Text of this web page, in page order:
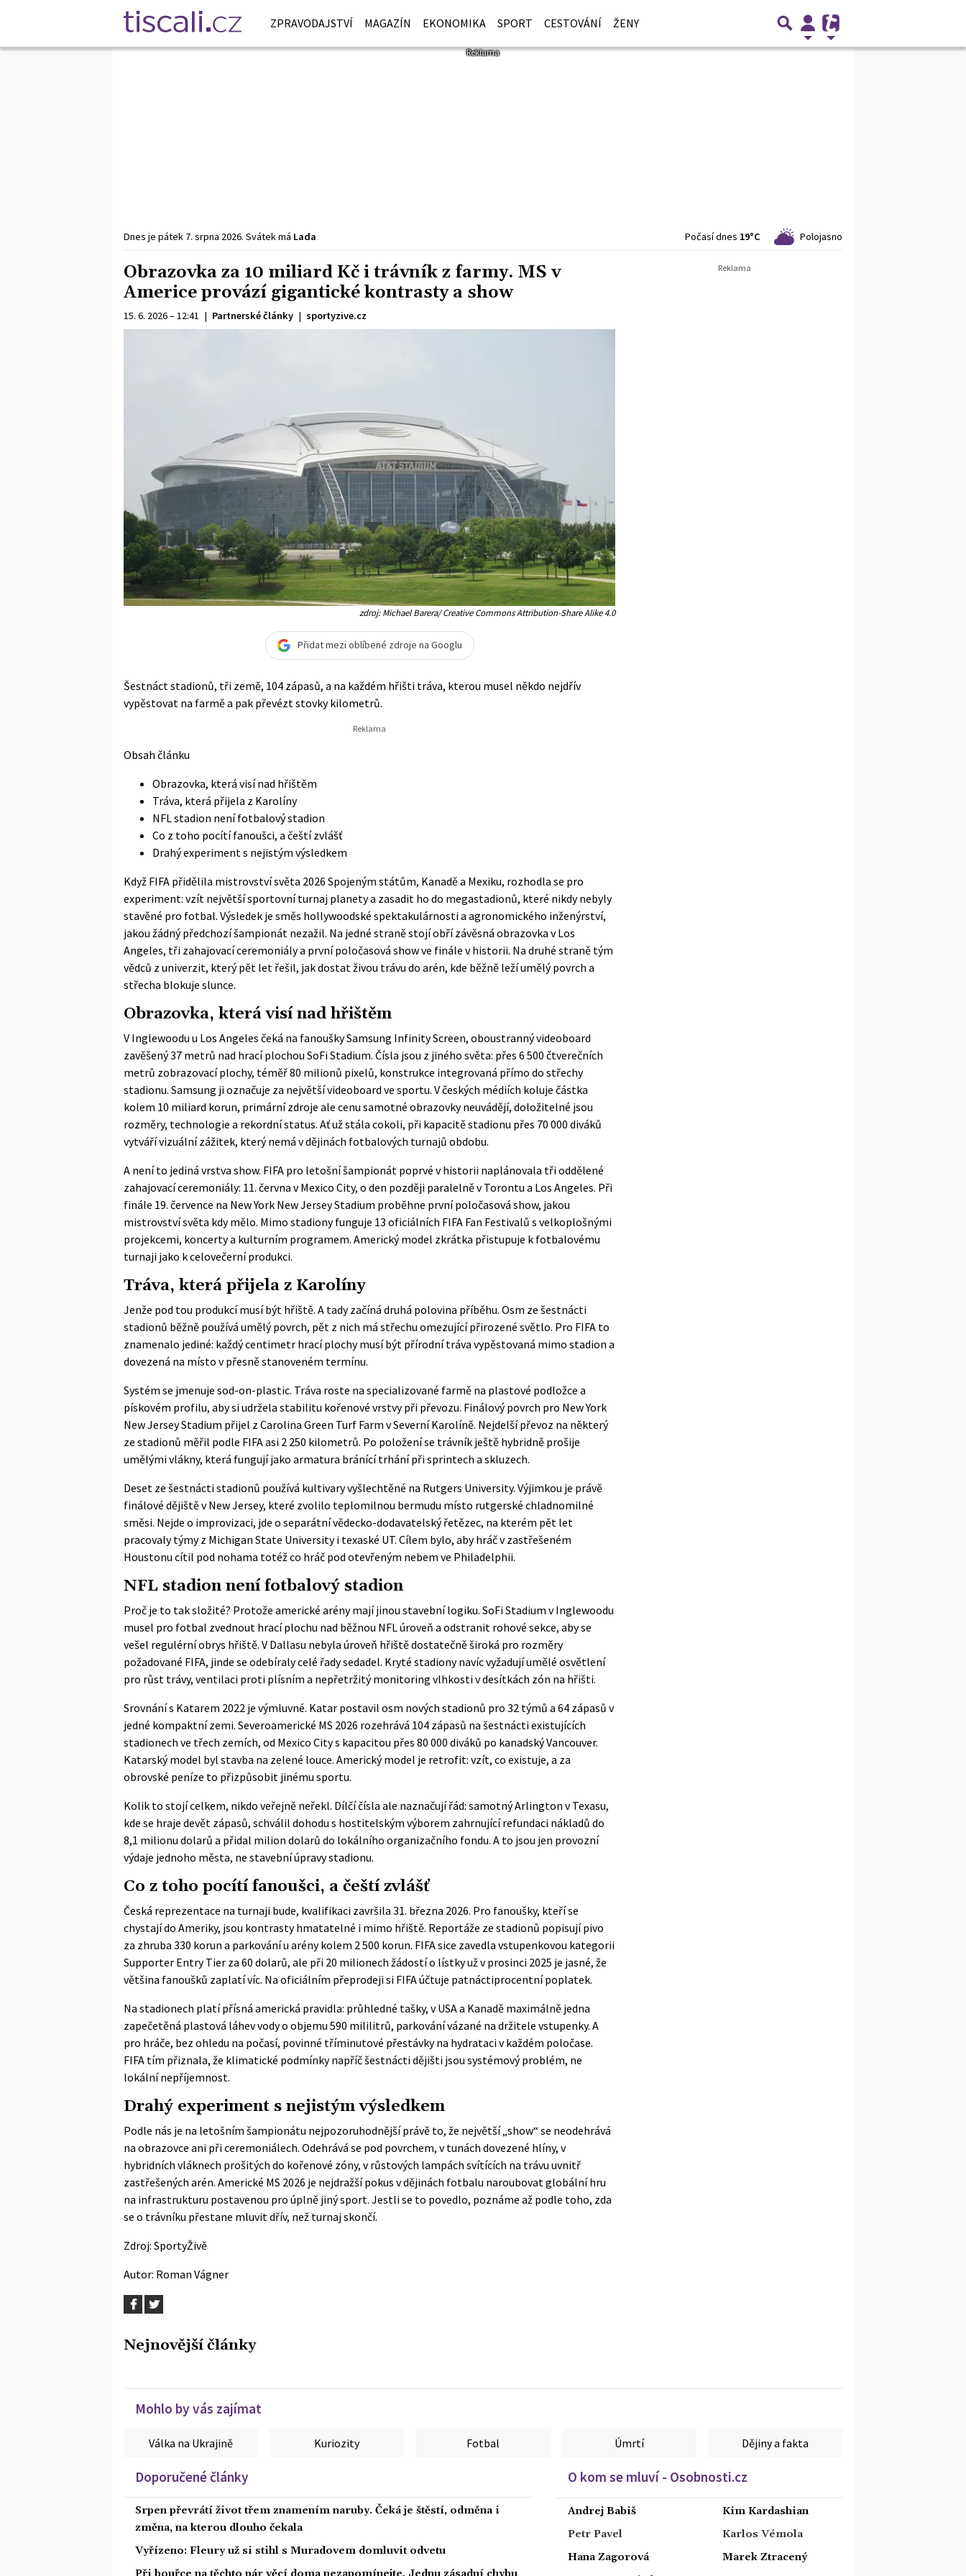
ZPRAVODAJSTVÍ MAGAZÍN EKONOMIKA SPORT CESTOVÁNÍ ŽENY
Dnes je pátek 7. srpna 2026. Svátek má Lada Počasí dnes 19°C Polojasno
Obrazovka za 10 miliard Kč i trávník z farmy. MS v
Americe provází gigantické kontrasty a show
15. 6. 2026 – 12:41 | Partnerské články | sportyzive.cz
zdroj: Michael Barera/ Creative Commons Attribution-Share Alike 4.0
Přidat mezi oblíbené zdroje na Googlu
Šestnáct stadionů, tři země, 104 zápasů, a na každém hřišti tráva, kterou musel někdo nejdřív
vypěstovat na farmě a pak převézt stovky kilometrů.
Obsah článku
Obrazovka, která visí nad hřištěm
Tráva, která přijela z Karolíny
NFL stadion není fotbalový stadion
Co z toho pocítí fanoušci, a čeští zvlášť
Drahý experiment s nejistým výsledkem
Když FIFA přidělila mistrovství světa 2026 Spojeným státům, Kanadě a Mexiku, rozhodla se pro
experiment: vzít největší sportovní turnaj planety a zasadit ho do megastadionů, které nikdy nebyly
stavěné pro fotbal. Výsledek je směs hollywoodské spektakulárnosti a agronomického inženýrství,
jakou žádný předchozí šampionát nezažil. Na jedné straně stojí obří závěsná obrazovka v Los
Angeles, tři zahajovací ceremoniály a první poločasová show ve finále v historii. Na druhé straně tým
vědců z univerzit, který pět let řešil, jak dostat živou trávu do arén, kde běžně leží umělý povrch a
střecha blokuje slunce.
Obrazovka, která visí nad hřištěm
V Inglewoodu u Los Angeles čeká na fanoušky Samsung Infinity Screen, oboustranný videoboard
zavěšený 37 metrů nad hrací plochou SoFi Stadium. Čísla jsou z jiného světa: přes 6 500 čtverečních
metrů zobrazovací plochy, téměř 80 milionů pixelů, konstrukce integrovaná přímo do střechy
stadionu. Samsung ji označuje za největší videoboard ve sportu. V českých médiích koluje částka
kolem 10 miliard korun, primární zdroje ale cenu samotné obrazovky neuvádějí, doložitelné jsou
rozměry, technologie a rekordní status. Ať už stála cokoli, při kapacitě stadionu přes 70 000 diváků
vytváří vizuální zážitek, který nemá v dějinách fotbalových turnajů obdobu.
A není to jediná vrstva show. FIFA pro letošní šampionát poprvé v historii naplánovala tři oddělené
zahajovací ceremoniály: 11. června v Mexico City, o den později paralelně v Torontu a Los Angeles. Při
finále 19. července na New York New Jersey Stadium proběhne první poločasová show, jakou
mistrovství světa kdy mělo. Mimo stadiony funguje 13 oficiálních FIFA Fan Festivalů s velkoplošnými
projekcemi, koncerty a kulturním programem. Americký model zkrátka přistupuje k fotbalovému
turnaji jako k celovečerní produkci.
Tráva, která přijela z Karolíny
Jenže pod tou produkcí musí být hřiště. A tady začíná druhá polovina příběhu. Osm ze šestnácti
stadionů běžně používá umělý povrch, pět z nich má střechu omezující přirozené světlo. Pro FIFA to
znamenalo jediné: každý centimetr hrací plochy musí být přírodní tráva vypěstovaná mimo stadion a
dovezená na místo v přesně stanoveném termínu.
Systém se jmenuje sod-on-plastic. Tráva roste na specializované farmě na plastové podložce a
pískovém profilu, aby si udržela stabilitu kořenové vrstvy při převozu. Finálový povrch pro New York
New Jersey Stadium přijel z Carolina Green Turf Farm v Severní Karolíně. Nejdelší převoz na některý
ze stadionů měřil podle FIFA asi 2 250 kilometrů. Po položení se trávník ještě hybridně prošije
umělými vlákny, která fungují jako armatura bránící trhání při sprintech a skluzech.
Deset ze šestnácti stadionů používá kultivary vyšlechtěné na Rutgers University. Výjimkou je právě
finálové dějiště v New Jersey, které zvolilo teplomilnou bermudu místo rutgerské chladnomilné
směsi. Nejde o improvizaci, jde o separátní vědecko-dodavatelský řetězec, na kterém pět let
pracovaly týmy z Michigan State Universityi texaské UT. Cílem bylo, aby hráč v zastřešeném
Houstonu cítil pod nohama totéž co hráč pod otevřeným nebem ve Philadelphii.
NFL stadion není fotbalový stadion
Proč je to tak složité? Protože americké arény mají jinou stavební logiku. SoFi Stadium v Inglewoodu
musel pro fotbal zvednout hrací plochu nad běžnou NFL úroveň a odstranit rohové sekce, aby se
vešel regulérní obrys hřiště. V Dallasu nebyla úroveň hřiště dostatečně široká pro rozměry
požadované FIFA, jinde se odebíraly celé řady sedadel. Kryté stadiony navíc vyžadují umělé osvětlení
pro růst trávy, ventilaci proti plísním a nepřetržitý monitoring vlhkosti v desítkách zón na hřišti.
Srovnání s Katarem 2022 je výmluvné. Katar postavil osm nových stadionů pro 32 týmů a 64 zápasů v
jedné kompaktní zemi. Severoamerické MS 2026 rozehrává 104 zápasů na šestnácti existujících
stadionech ve třech zemích, od Mexico City s kapacitou přes 80 000 diváků po kanadský Vancouver.
Katarský model byl stavba na zelené louce. Americký model je retrofit: vzít, co existuje, a za
obrovské peníze to přizpůsobit jinému sportu.
Kolik to stojí celkem, nikdo veřejně neřekl. Dílčí čísla ale naznačují řád: samotný Arlington v Texasu,
kde se hraje devět zápasů, schválil dohodu s hostitelským výborem zahrnující refundaci nákladů do
8,1 milionu dolarů a přidal milion dolarů do lokálního organizačního fondu. A to jsou jen provozní
výdaje jednoho města, ne stavební úpravy stadionu.
Co z toho pocítí fanoušci, a čeští zvlášť
Česká reprezentace na turnaji bude, kvalifikaci završila 31. března 2026. Pro fanoušky, kteří se
chystají do Ameriky, jsou kontrasty hmatatelné i mimo hřiště. Reportáže ze stadionů popisují pivo
za zhruba 330 korun a parkování u arény kolem 2 500 korun. FIFA sice zavedla vstupenkovou kategorii
Supporter Entry Tier za 60 dolarů, ale při 20 milionech žádostí o lístky už v prosinci 2025 je jasné, že
většina fanoušků zaplatí víc. Na oficiálním přeprodeji si FIFA účtuje patnáctiprocentní poplatek.
Na stadionech platí přísná americká pravidla: průhledné tašky, v USA a Kanadě maximálně jedna
zapečetěná plastová láhev vody o objemu 590 mililitrů, parkování vázané na držitele vstupenky. A
pro hráče, bez ohledu na počasí, povinné tříminutové přestávky na hydrataci v každém poločase.
FIFA tím přiznala, že klimatické podmínky napříč šestnácti dějišti jsou systémový problém, ne
lokální nepříjemnost.
Drahý experiment s nejistým výsledkem
Podle nás je na letošním šampionátu nejpozoruhodnější právě to, že největší „show“ se neodehrává
na obrazovce ani při ceremoniálech. Odehrává se pod povrchem, v tunách dovezené hlíny, v
hybridních vláknech prošitých do kořenové zóny, v růstových lampách svítících na trávu uvnitř
zastřešených arén. Americké MS 2026 je nejdražší pokus v dějinách fotbalu naroubovat globální hru
na infrastrukturu postavenou pro úplně jiný sport. Jestli se to povedlo, poznáme až podle toho, zda
se o trávníku přestane mluvit dřív, než turnaj skončí.
Zdroj: SportyŽivě
Autor: Roman Vágner
Nejnovější články
Mohlo by vás zajímat
Válka na Ukrajině Kuriozity Fotbal Úmrtí Dějiny a fakta
Doporučené články
Srpen převrátí život třem znamením naruby. Čeká je štěstí, odměna i
změna, na kterou dlouho čekala
Vyřízeno: Fleury už si stihl s Muradovem domluvit odvetu
O kom se mluví - Osobnosti.cz
Andrej Babiš
Petr Pavel
Hana Zagorová
Kim Kardashian
Karlos Vémola
Marek Ztracený